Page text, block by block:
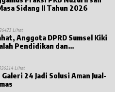
Reses Masa Sidang II Tahun 2026
423 Lihat
Anggota DPRD Sumsel Kiki
Pendidikan dan
214 Lihat
24 Jadi Solusi Aman Jual-